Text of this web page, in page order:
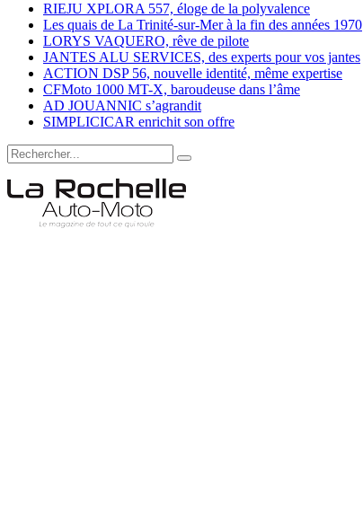
RIEJU XPLORA 557, éloge de la polyvalence
Les quais de La Trinité-sur-Mer à la fin des années 1970
LORYS VAQUERO, rêve de pilote
JANTES ALU SERVICES, des experts pour vos jantes
ACTION DSP 56, nouvelle identité, même expertise
CFMoto 1000 MT-X, baroudeuse dans l’âme
AD JOUANNIC s’agrandit
SIMPLICICAR enrichit son offre